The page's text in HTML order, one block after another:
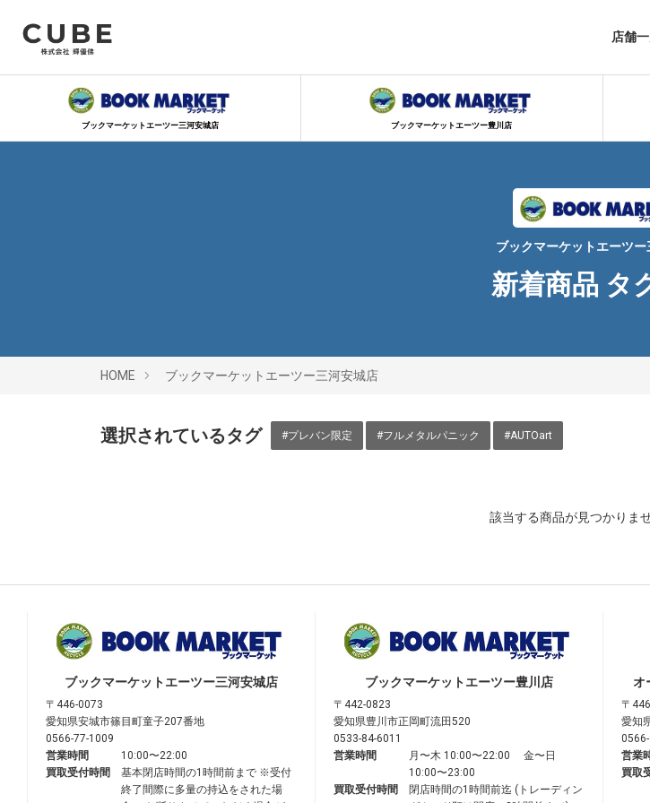
店舗
ブックマーケットエーツー三河安城店 ブックマーケットエーツー豊川店
ブックマーケットエーツ
新着商品 タ
HOME ブックマーケットエーツー三河安城店
選択されているタグ #プレバン限定 #フルメタルパニック #AUTOart
該当する商品が見つかりま
ブックマーケットエーツー三河安城店
〒446-0073
愛知県安城市篠目町童子207番地
0566-77-1009
営業時間
10:00〜22:00
買取受付時間
基本閉店時間の1時間前まで ※受付
終了間際に多量の持込をされた場
ブックマーケットエーツー豊川店
〒442-0823
愛知県豊川市正岡町流田520
0533-84-6011
営業時間
月〜木 10:00〜22:00 金〜日
10:00〜23:00
買取受付時間
閉店時間の1時間前迄 (トレーディン
オ
〒
愛知
営業
買取